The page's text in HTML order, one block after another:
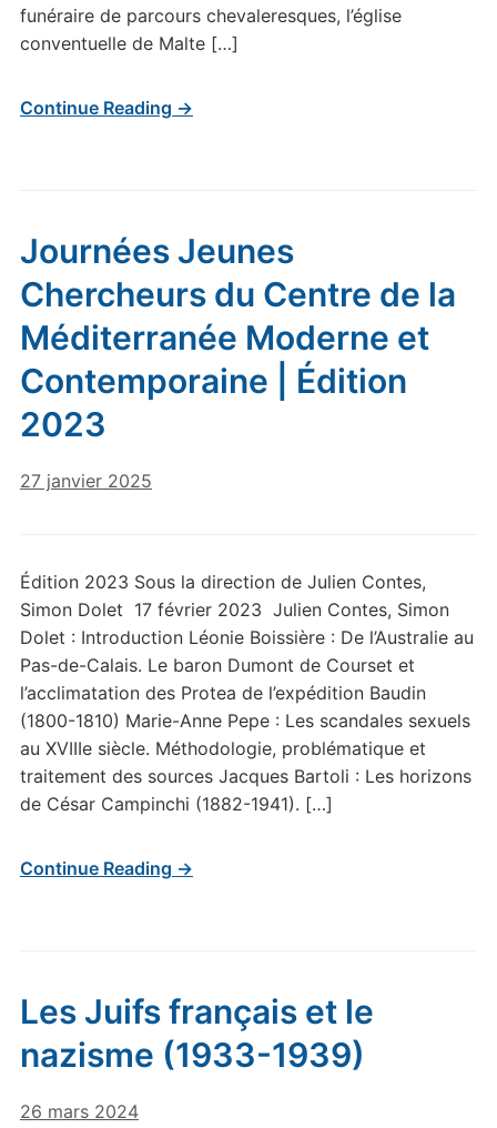
funéraire de parcours chevaleresques, l’église
conventuelle de Malte […]
Continue Reading →
Journées Jeunes
Chercheurs du Centre de la
Méditerranée Moderne et
Contemporaine | Édition
2023
27 janvier 2025
Édition 2023 Sous la direction de Julien Contes,
Simon Dolet 17 février 2023 Julien Contes, Simon
Dolet : Introduction Léonie Boissière : De l’Australie au
Pas-de-Calais. Le baron Dumont de Courset et
l’acclimatation des Protea de l’expédition Baudin
(1800-1810) Marie-Anne Pepe : Les scandales sexuels
au XVIIIe siècle. Méthodologie, problématique et
traitement des sources Jacques Bartoli : Les horizons
de César Campinchi (1882-1941). […]
Continue Reading →
Les Juifs français et le
nazisme (1933-1939)
26 mars 2024